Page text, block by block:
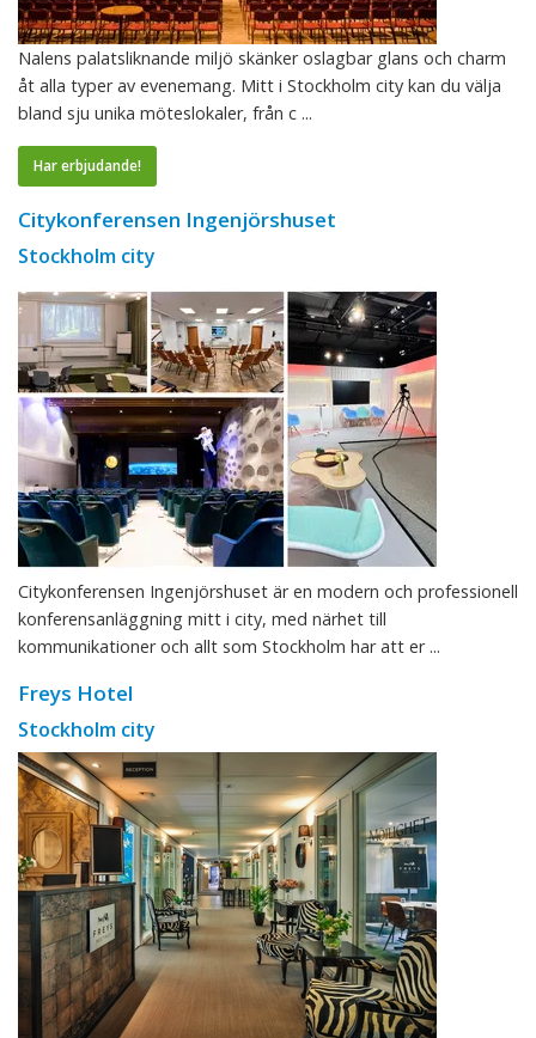
Nalens palatsliknande miljö skänker oslagbar glans och charm
åt alla typer av evenemang. Mitt i Stockholm city kan du välja
bland sju unika möteslokaler, från c ...
Har erbjudande!
Citykonferensen Ingenjörshuset
Stockholm city
Citykonferensen Ingenjörshuset är en modern och professionell
konferensanläggning mitt i city, med närhet till
kommunikationer och allt som Stockholm har att er ...
Freys Hotel
Stockholm city